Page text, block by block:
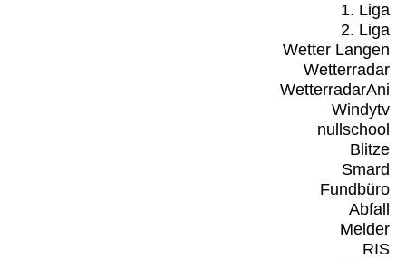
1. Liga
2. Liga
Wetter Langen
Wetterradar
WetterradarAni
Windytv
nullschool
Blitze
Smard
Fundbüro
Abfall
Melder
RIS